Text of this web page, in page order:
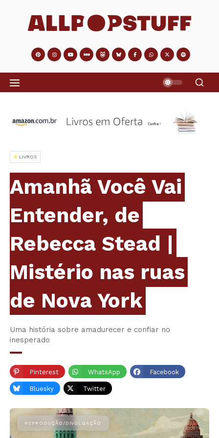
LIVROS
Amanhã Você Vai
Entender, de
Rebecca Stead |
Mistério nas ruas
de Nova York
Uma história sobre amadurecer e confiar no
inesperado
Pinterest WhatsApp Facebook
Bluesky Twitter